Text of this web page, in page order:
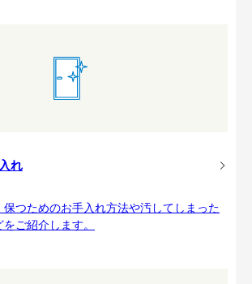
れ
保つためのお手入れ方法や汚してしまった
ご紹介します。